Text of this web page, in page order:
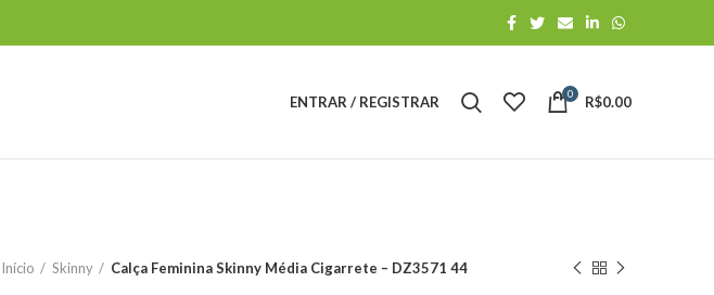
ENTRAR / REGISTRAR 0 R$0.00
Início Skinny Calça Feminina Skinny Média Cigarrete – DZ3571 44